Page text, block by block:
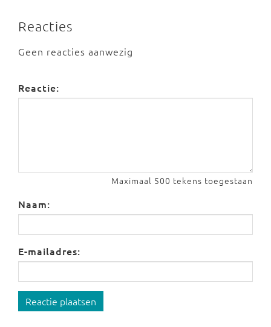
Reacties
Geen reacties aanwezig
Reactie:
Maximaal 500 tekens toegestaan
Naam:
E-mailadres:
Reactie plaatsen